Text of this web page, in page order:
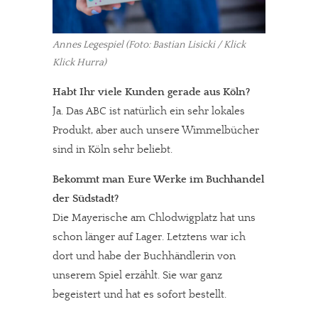
Annes Legespiel (Foto: Bastian Lisicki / Klick
Klick Hurra)
Habt Ihr viele Kunden gerade aus Köln?
Ja. Das ABC ist natürlich ein sehr lokales
Produkt, aber auch unsere Wimmelbücher
sind in Köln sehr beliebt.
Bekommt man Eure Werke im Buchhandel
der Südstadt?
Die Mayerische am Chlodwigplatz hat uns
schon länger auf Lager. Letztens war ich
dort und habe der Buchhändlerin von
unserem Spiel erzählt. Sie war ganz
begeistert und hat es sofort bestellt.